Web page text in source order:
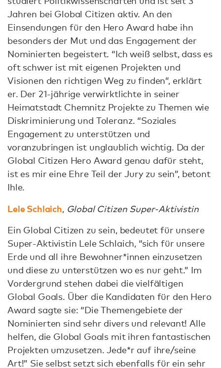
Jahren bei Global Citizen aktiv. An den
Einsendungen für den Hero Award habe ihn
besonders der Mut und das Engagement der
Nominierten begeistert. “Ich weiß selbst, dass es
oft schwer ist mit eigenen Projekten und
Visionen den richtigen Weg zu finden”, erklärt
er. Der 21-jährige verwirktlichte in seiner
Heimatstadt Chemnitz Projekte zu Themen wie
Diskriminierung und Toleranz. “Soziales
Engagement zu unterstützen und
voranzubringen ist unglaublich wichtig. Da der
Global Citizen Hero Award genau dafür steht,
ist es mir eine Ehre Teil der Jury zu sein”, betont
Ihle.
Lele Schlaich, Global Citizen Super-Aktivistin
Ein Global Citizen zu sein, bedeutet für unsere
Super-Aktivistin Lele Schlaich, “sich für unsere
Erde und all ihre Bewohner*innen einzusetzen
und diese zu unterstützen wo es nur geht.” Im
Vordergrund stehen dabei die vielfältigen
Global Goals. Über die Kandidaten für den Hero
Award sagte sie: “Die Themengebiete der
Nominierten sind sehr divers und relevant! Alle
helfen, die Global Goals mit ihren fantastischen
Projekten umzusetzen. Jede*r auf ihre/seine
Art!” Sie selbst setzt sich ebenfalls für ein sehr